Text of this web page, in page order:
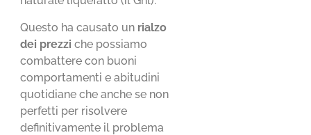
Questo ha causato un rialzo
dei prezzi che possiamo
combattere con buoni
comportamenti e abitudini
quotidiane che anche se non
perfetti per risolvere
definitivamente il problema